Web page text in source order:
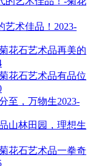
术佳品！ 2023-
再美的
有品位
至，万物生2023-
山林田园，理想生
一拳奇